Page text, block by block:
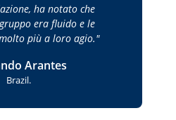
ha notato che
era fluido e le
più a loro agio.
Arantes
Brazil.